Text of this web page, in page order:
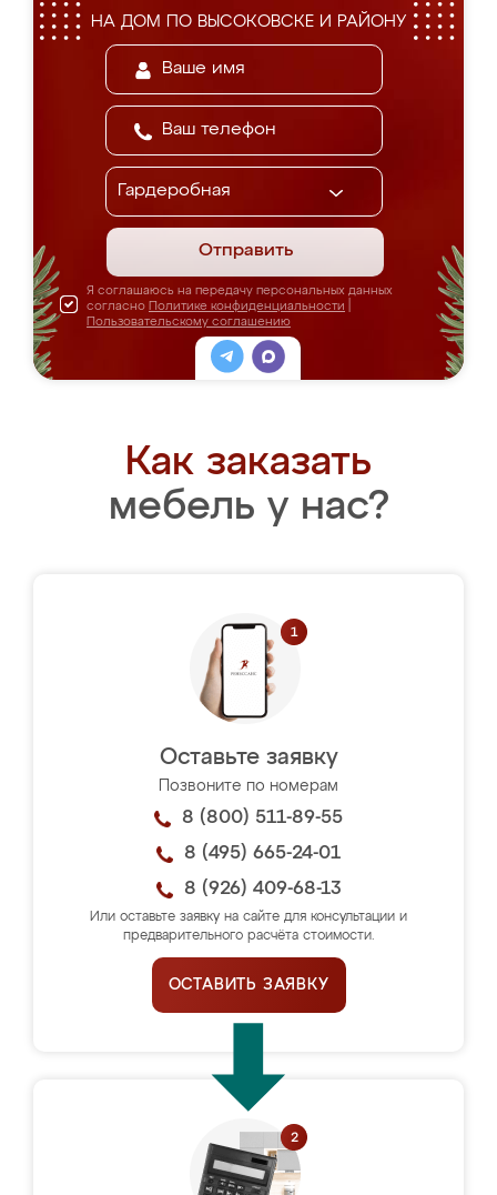
НА ДОМ ПО ВЫСОКОВСКЕ И РАЙОНУ
Отправить
Я соглашаюсь на передачу персональных данных
согласно Политике конфиденциальности
Пользовательскому соглашению
Как заказать
мебель у нас?
Оставьте заявку
Позвоните по номерам
8 (800) 511-89-55
8 (495) 665-24-01
8 (926) 409-68-13
Или оставьте заявку на сайте для консультации и
предварительного расчёта стоимости.
ОСТАВИТЬ ЗАЯВКУ